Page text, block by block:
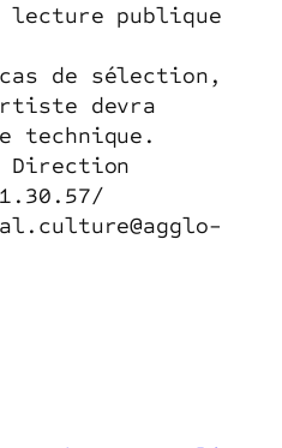
lecture publique
de sélection,
devra
technique.
Direction